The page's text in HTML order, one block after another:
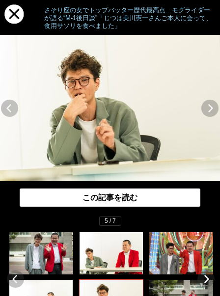
さそり座の女でトップバッター歴代最高点…モグライダー
が語る“M-1後日談”「じつは美川憲一さんご本人に会って、
食用サソリを食べました」
この記事を読む
5 / 7